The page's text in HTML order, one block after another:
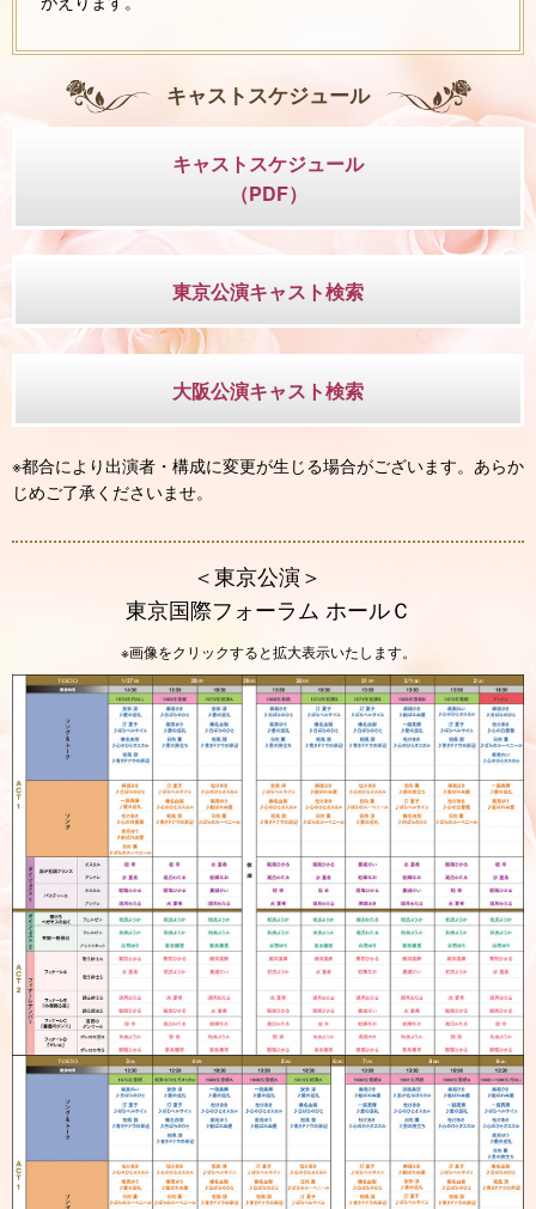
キャストスケジュール
キャストスケジュール
（PDF）
東京公演キャスト検索
大阪公演キャスト検索
※都合により出演者・構成に変更が生じる場合がございます。あらか
じめご了承くださいませ。
＜東京公演＞
東京国際フォーラム ホールＣ
※画像をクリックすると拡大表示いたします。